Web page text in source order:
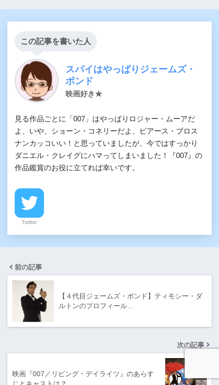
この記事を書いた人
スパイはやっぱりジェームズ・
ボンド
映画好き★
見る作品ごとに「007」はやっぱりロジャー・ムーアだ
よ、いや、ショーン・コネリーだよ、ピアース・ブロス
ナンカッコいい！と思っていましたが、今ではすっかり
ダニエル・クレイグにハマってしまいました！『007』の
作品鑑賞のお役に立てれば幸いです。
Twitter
前の記事
【４代目ジェームズ・ボンド】ティモシー・ダ
ルトンのプロフィール…
次の記事
映画『007／リビング・デイライツ』のあらす